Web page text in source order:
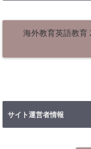
海外教育英語教育
サイト運営者情報